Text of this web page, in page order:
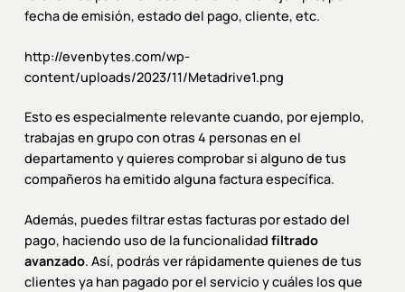
fecha de emisión, estado del pago, cliente, etc.
http://evenbytes.com/wp-
content/uploads/2023/11/Metadrive1.png
Esto es especialmente relevante cuando, por ejemplo,
trabajas en grupo con otras 4 personas en el
departamento y quieres comprobar si alguno de tus
compañeros ha emitido alguna factura específica.
Además, puedes filtrar estas facturas por estado del
pago, haciendo uso de la funcionalidad filtrado
avanzado. Así, podrás ver rápidamente quienes de tus
clientes ya han pagado por el servicio y cuáles los que